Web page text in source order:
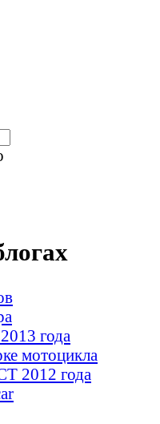
года
мотоцикла
2012 года